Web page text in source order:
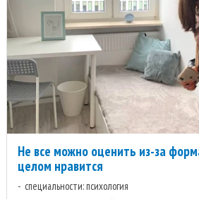
Не все можно оценить из-за
целом нравится
специальности: психология